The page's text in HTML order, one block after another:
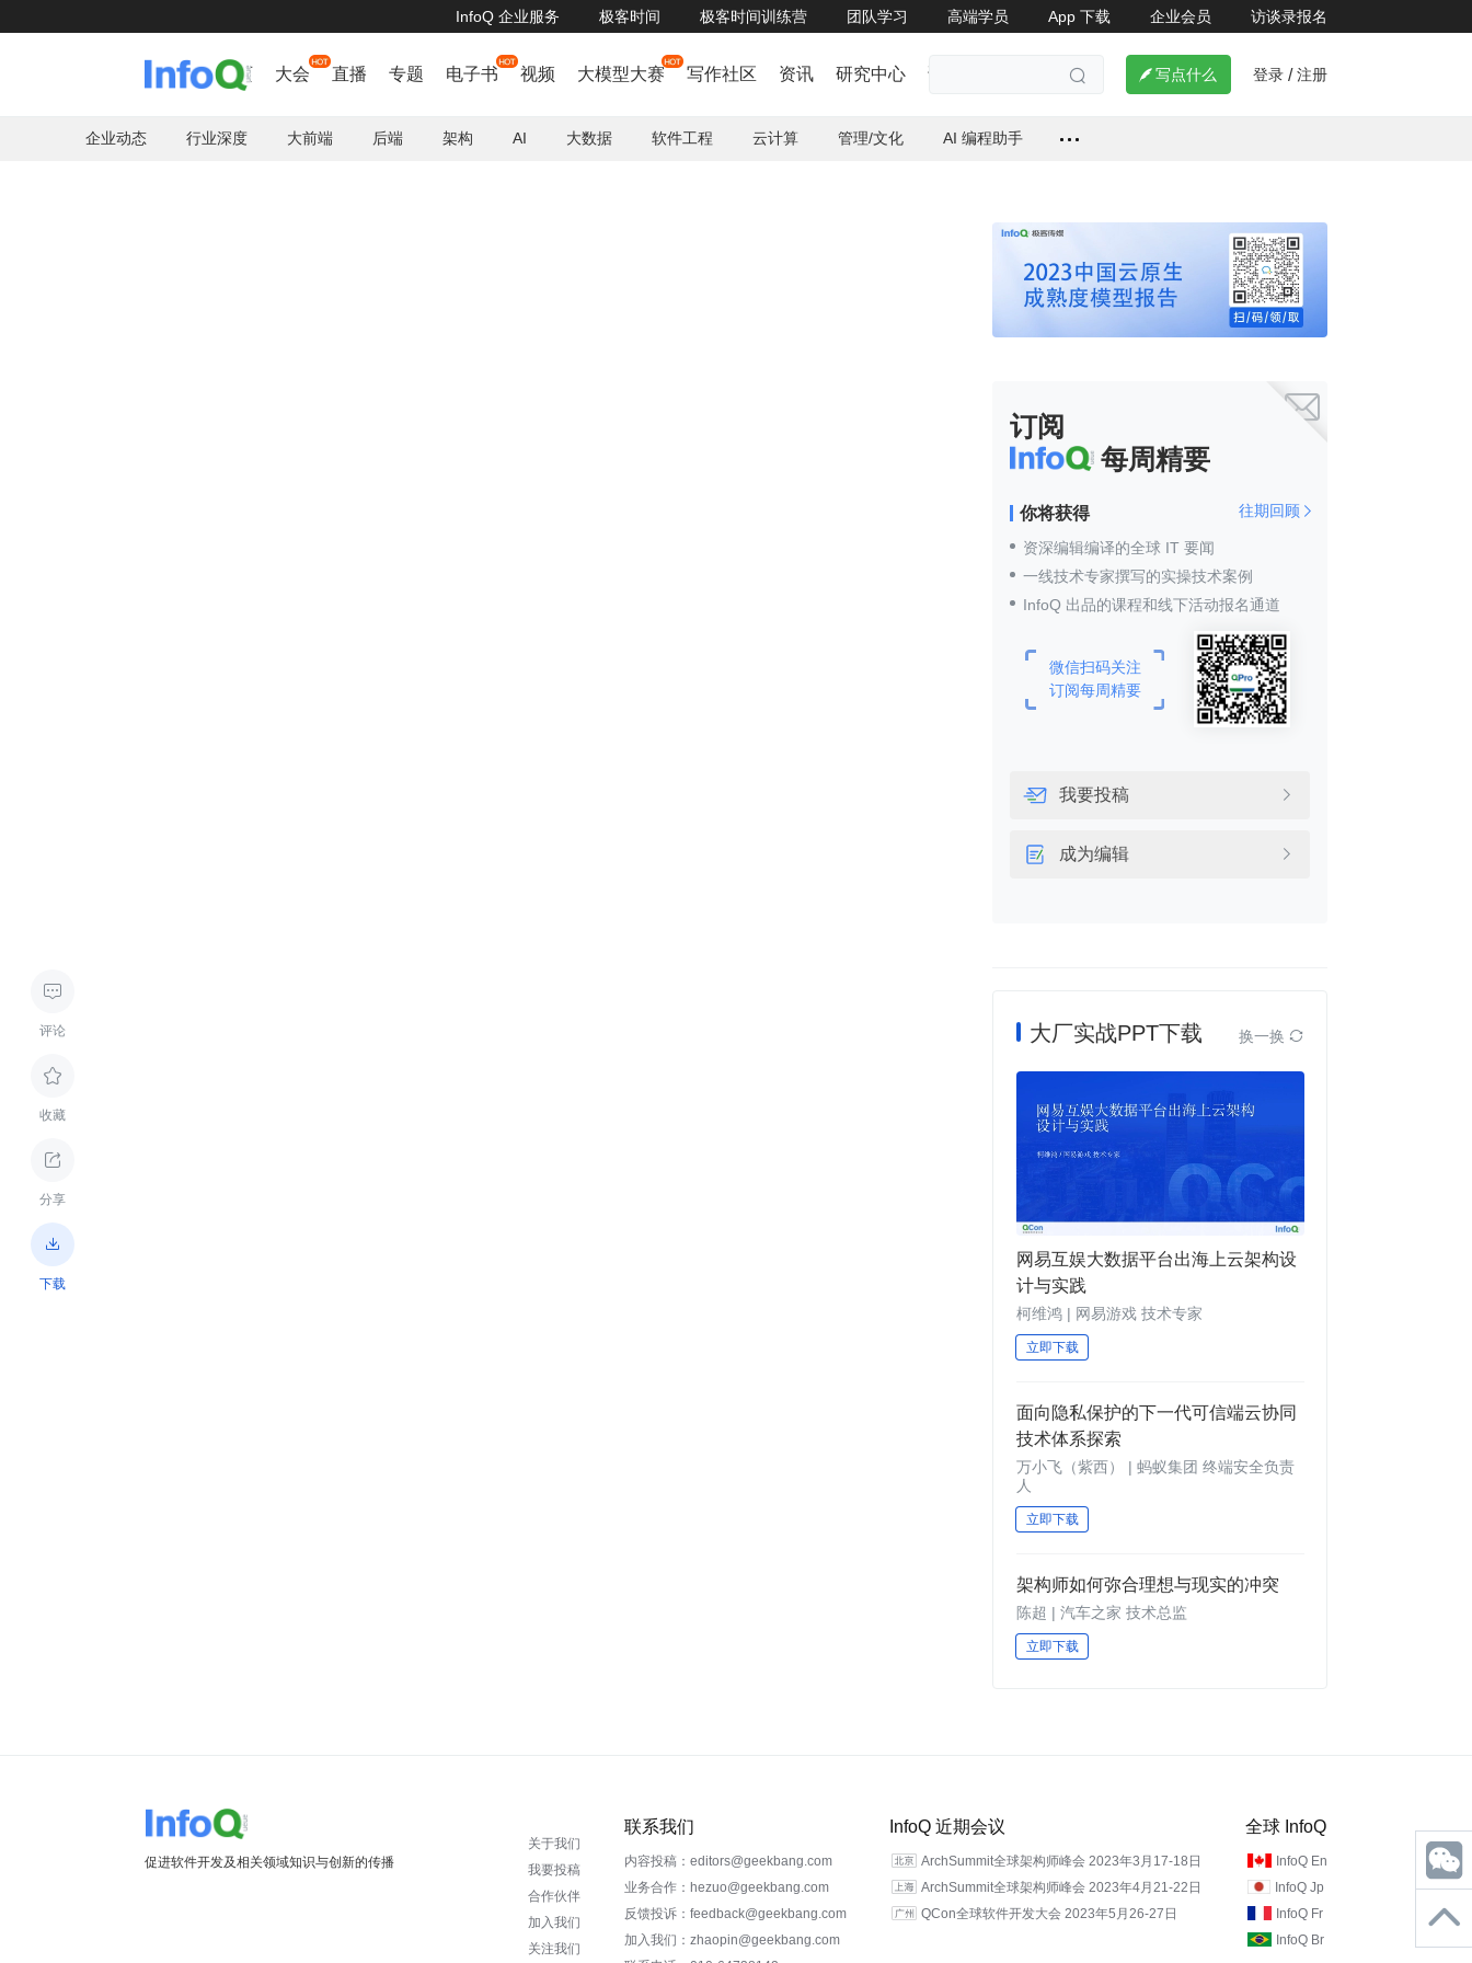
InfoQ 企业服务 极客时间 极客时间训练营 团队学习 高端学员 App 下载 企业会员 访谈录报名
 直播预告 | 如何基于 AIGC 技术快速开发应用，助力企业创新？
首页 大会 直播 专题 电子书 视频 大模型大赛 写作社区 资讯 研究中心 话题   写点什么 登录 / 注册
企业动态 行业深度 大前端 后端 架构 AI 大数据 软件工程 云计算 管理/文化 AI 编程助手

评论

收藏

分享

下载

订阅
每周精要
你将获得 往期回顾 
资深编辑编译的全球 IT 要闻
一线技术专家撰写的实操技术案例
InfoQ 出品的课程和线下活动报名通道
微信扫码关注
订阅每周精要
我要投稿 
成为编辑 
大厂实战PPT下载 换一换 
⽹易互娱大数据平台出海上云架构设
计与实践
柯维鸿 | 网易游戏 技术专家
立即下载
面向隐私保护的下一代可信端云协同
技术体系探索
万小飞（紫西） | 蚂蚁集团 终端安全负责
人
立即下载
架构师如何弥合理想与现实的冲突
陈超 | 汽车之家 技术总监
立即下载
促进软件开发及相关领域知识与创新的传播
关于我们
我要投稿
合作伙伴
加入我们
关注我们
联系我们
内容投稿：editors@geekbang.com
业务合作：hezuo@geekbang.com
反馈投诉：feedback@geekbang.com
加入我们：zhaopin@geekbang.com
InfoQ 近期会议
ArchSummit全球架构师峰会 2023年3月17-18日
ArchSummit全球架构师峰会 2023年4月21-22日
QCon全球软件开发大会 2023年5月26-27日
全球 InfoQ
InfoQ En
InfoQ Jp
InfoQ Fr
InfoQ Br